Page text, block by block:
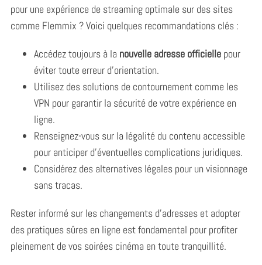
pour une expérience de streaming optimale sur des sites
comme Flemmix ? Voici quelques recommandations clés :
Accédez toujours à la nouvelle adresse officiellepour
éviter toute erreur d’orientation.
Utilisez des solutions de contournement comme les
VPN pour garantir la sécurité de votre expérience en
ligne.
Renseignez-vous sur la légalité du contenu accessible
pour anticiper d’éventuelles complications juridiques.
Considérez des alternatives légales pour un visionnage
sans tracas.
Rester informé sur les changements d’adresses et adopter
des pratiques sûres en ligne est fondamental pour profiter
pleinement de vos soirées cinéma en toute tranquillité.